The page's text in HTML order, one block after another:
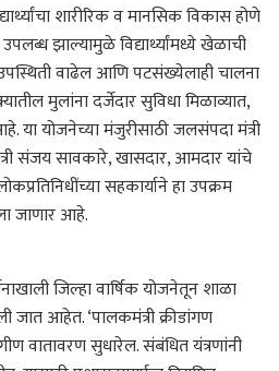
शारीरिक व मानसिक विकास होणे
झाल्यामुळे विद्यार्थ्यांमध्ये खेळाची
वाढेल आणि पटसंख्येलाही चालना
मुलांना दर्जेदार सुविधा मिळाव्यात,
या योजनेच्या मंजुरीसाठी जलसंपदा मंत्री
संजय सावकारे, खासदार, आमदार यांचे
सहकार्याने हा उपक्रम
जाणार आहे.
जिल्हा वार्षिक योजनेतून शाळा
आहेत. ‘पालकमंत्री क्रीडांगण
वातावरण सुधारेल. संबंधित यंत्रणांनी